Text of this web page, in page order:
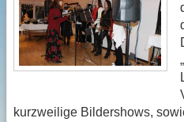
kurzweilige Bildershows,